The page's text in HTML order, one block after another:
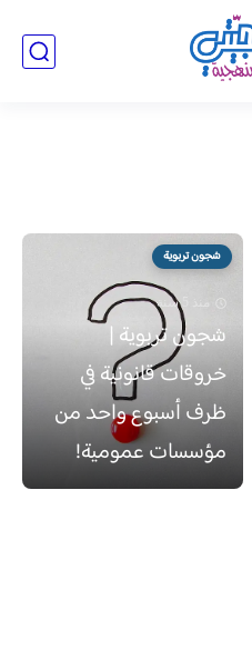
شجون تربوية
منذ 5 سنة
شجون تربوية |
خروقات قانونية في
ظرف أسبوع واحد من
مؤسسات عمومية!